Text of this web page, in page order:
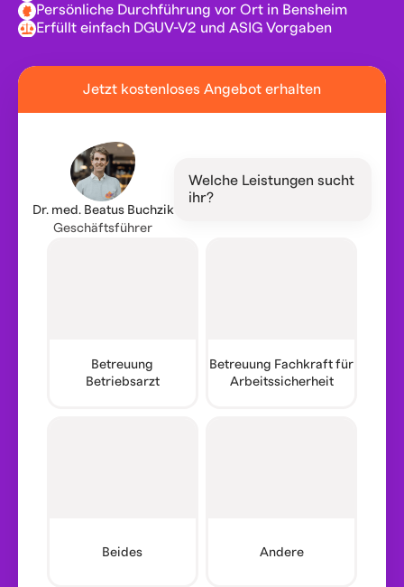
Persönliche Durchführung vor Ort in Bensheim
Erfüllt einfach DGUV-V2 und ASIG Vorgaben
Jetzt kostenloses Angebot erhalten
Dr. med. Beatus Buchzik
Geschäftsführer
Welche Leistungen sucht
ihr?
Betreuung
Betriebsarzt
Betreuung Fachkraft für
Arbeitssicherheit
Beides Andere